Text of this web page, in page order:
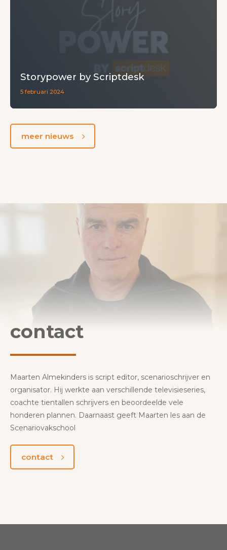
Storypower by Scriptdesk
5 februari 2024
meer nieuws
contact
Maarten Almekinders is script editor, scenarioschrijver en
organisator. Hij werkte aan verschillende televisieseries,
coachte tientallen schrijvers en beoordeelde vele
honderen plannen. Daarnaast geeft Maarten les aan de
Scenariovakschool
contact